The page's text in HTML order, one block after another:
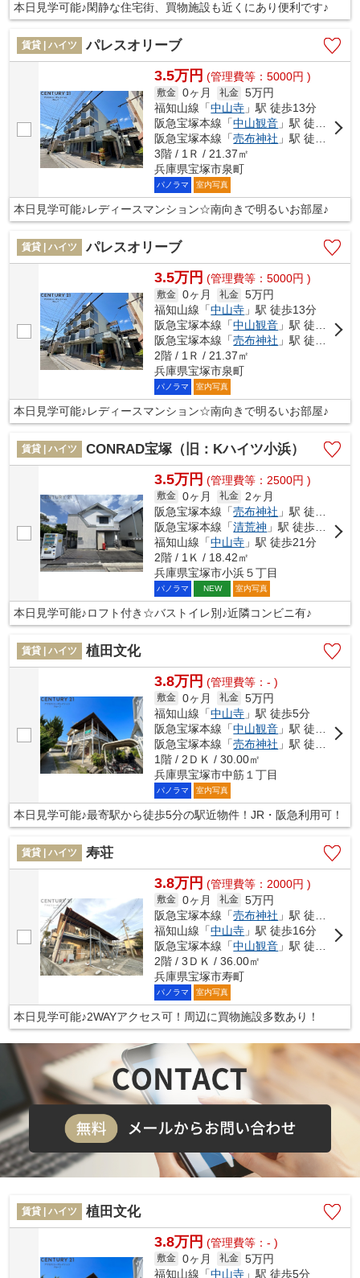
本日見学可能♪閑静な住宅街、買物施設も近くにあり便利です♪
賃貸 | ハイツ パレスオリーブ
3.5万円 (管理費等：5000円 )
敷金 0ヶ月 礼金 5万円
福知山線「中山寺 」駅 徒歩13分
阪急宝塚本線「中山観音 」駅 徒歩17分
阪急宝塚本線「売布神社 」駅 徒歩18分
3階 / 1Ｒ / 21.37㎡
兵庫県宝塚市泉町
パノラマ 室内写真
本日見学可能♪レディースマンション☆南向きで明るいお部屋♪
賃貸 | ハイツ パレスオリーブ
3.5万円 (管理費等：5000円 )
敷金 0ヶ月 礼金 5万円
福知山線「中山寺 」駅 徒歩13分
阪急宝塚本線「中山観音 」駅 徒歩17分
阪急宝塚本線「売布神社 」駅 徒歩18分
2階 / 1Ｒ / 21.37㎡
兵庫県宝塚市泉町
パノラマ 室内写真
本日見学可能♪レディースマンション☆南向きで明るいお部屋♪
賃貸 | ハイツ CONRAD宝塚（旧：Kハイツ小浜）
3.5万円 (管理費等：2500円 )
敷金 0ヶ月 礼金
2ヶ月
阪急宝塚本線「売布神社 」駅 徒歩16分
阪急宝塚本線「清荒神 」駅 徒歩17分
福知山線「中山寺 」駅 徒歩21分
2階 / 1Ｋ / 18.42㎡
兵庫県宝塚市小浜５丁目
パノラマ NEW 室内写真
本日見学可能♪ロフト付き☆バストイレ別♪近隣コンビニ有♪
賃貸 | ハイツ 植田文化
3.8万円 (管理費等：- )
敷金 0ヶ月 礼金 5万円
福知山線「中山寺 」駅 徒歩5分
阪急宝塚本線「中山観音 」駅 徒歩6分
阪急宝塚本線「売布神社 」駅 徒歩16分
1階 / 2ＤＫ / 30.00㎡
兵庫県宝塚市中筋１丁目
パノラマ 室内写真
本日見学可能♪最寄駅から徒歩5分の駅近物件！JR・阪急利用可！
賃貸 | ハイツ 寿荘
3.8万円 (管理費等：2000円 )
敷金 0ヶ月 礼金 5万円
阪急宝塚本線「売布神社 」駅 徒歩14分
福知山線「中山寺 」駅 徒歩16分
阪急宝塚本線「中山観音 」駅 徒歩17分
2階 / 3ＤＫ / 36.00㎡
兵庫県宝塚市寿町
パノラマ 室内写真
本日見学可能♪2WAYアクセス可！周辺に買物施設多数あり！
賃貸 | ハイツ 植田文化
3.8万円 (管理費等：- )
敷金 0ヶ月 礼金 5万円
福知山線「中山寺 」駅 徒歩5分